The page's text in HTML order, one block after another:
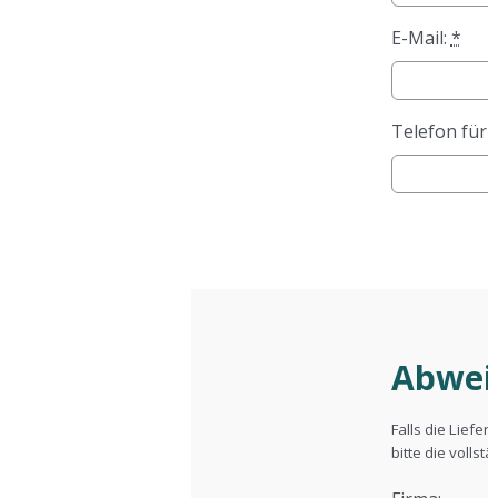
E-Mail: *
Telefon
Falls die
bitte die